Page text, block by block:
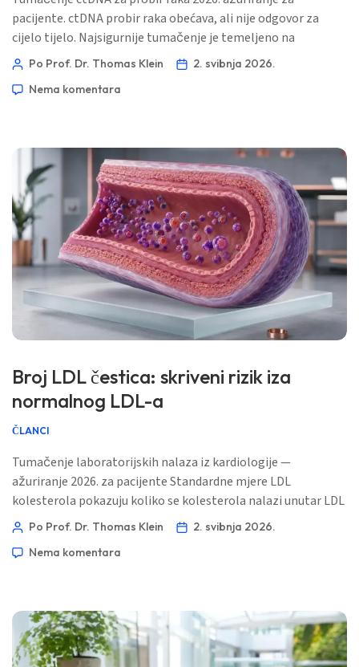
pacijente. ctDNA probir raka obećava, ali nije odgovor za
cijelo tijelo. Najsigurnije tumačenje je temeljeno na
obrascima: signal, rizik od raka, cilj za snimanje i treba li još
Objavljeno: 2. svibnja 2026. 🩺 Medicinski pregledano: 2.
Po Prof. Dr. Thomas Klein
2. svibnja 2026.
Nema komentara
Broj LDL čestica: skriveni rizik iza
normalnog LDL-a
ČLANCI
Tumačenje laboratorijskih nalaza iz kardiologije —
ažuriranje 2026. za pacijente Standardne mjere LDL
kolesterola pokazuju koliko se kolesterola nalazi unutar LDL
čestica. Procjena broja čestica govori koliko je aterogenih
minuta 📅 1. svibnja 2026. 📝 Objavljeno: 1. svibnja 2026. 🩺
Po Prof. Dr. Thomas Klein
2. svibnja 2026.
Nema komentara